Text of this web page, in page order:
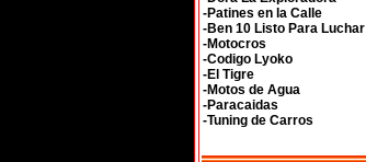
-Patines en la Calle
-Ben 10 Listo Para Luchar
-Motocros
-Codigo Lyoko
-El Tigre
-Motos de Agua
-Paracaidas
-Tuning de Carros